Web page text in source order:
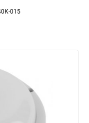
015